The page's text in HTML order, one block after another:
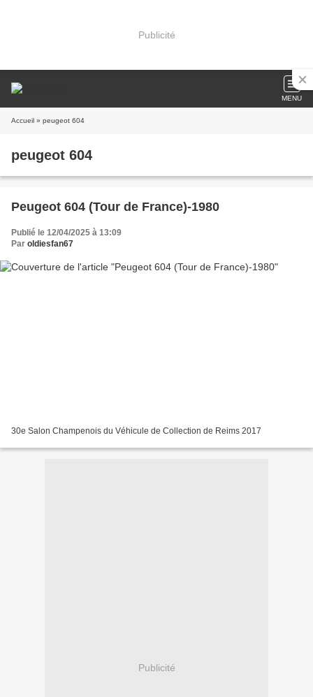
Publicité
MENU
Accueil » peugeot 604
peugeot 604
Peugeot 604 (Tour de France)-1980
Publié le 12/04/2025 à 13:09
Par oldiesfan67
30e Salon Champenois du Véhicule de Collection de Reims 2017
Publicité